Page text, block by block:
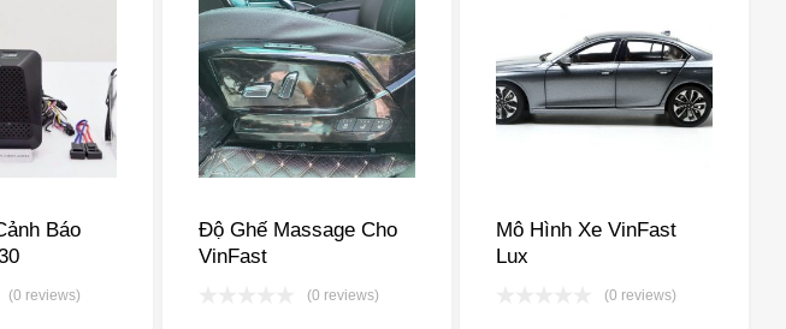
Báo
(0 reviews)
Độ Ghế Massage Cho
VinFast
(0 reviews)
Mô Hình Xe VinFast
Lux
(0 reviews)